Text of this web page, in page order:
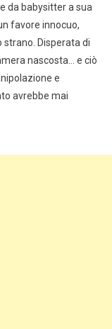
da babysitter a sua
favore innocuo,
Disperata di
nascosta… e ciò
e
avrebbe mai